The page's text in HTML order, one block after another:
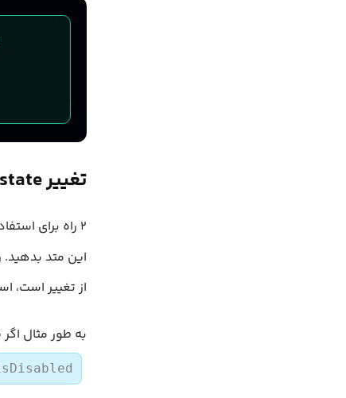
تغییر state که به حالت قبلی‌اش بستگی دارد، بدون استفاده از تابع
۲ راه برای استفاده از
از تغییر است،
به طور مثال